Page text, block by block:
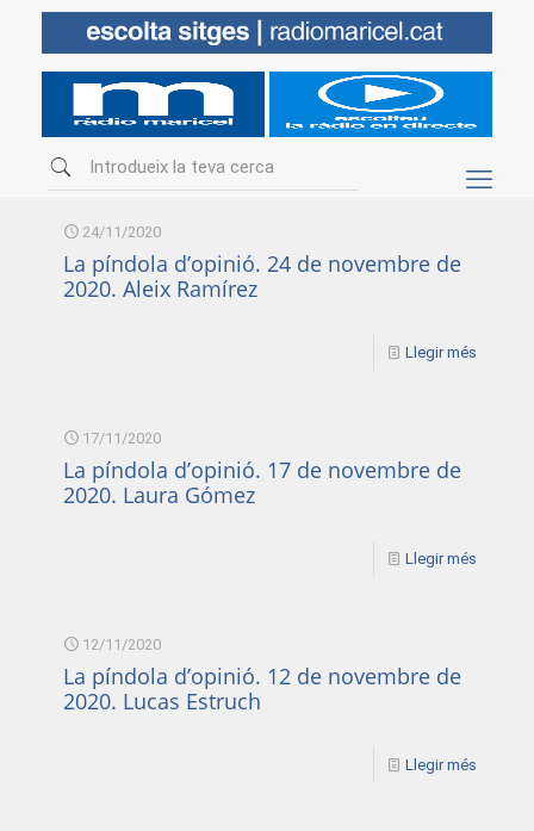
24/11/2020
La píndola d’opinió. 24 de novembre de
2020. Aleix Ramírez
Llegir més
17/11/2020
La píndola d’opinió. 17 de novembre de
2020. Laura Gómez
Llegir més
12/11/2020
La píndola d’opinió. 12 de novembre de
2020. Lucas Estruch
Llegir més